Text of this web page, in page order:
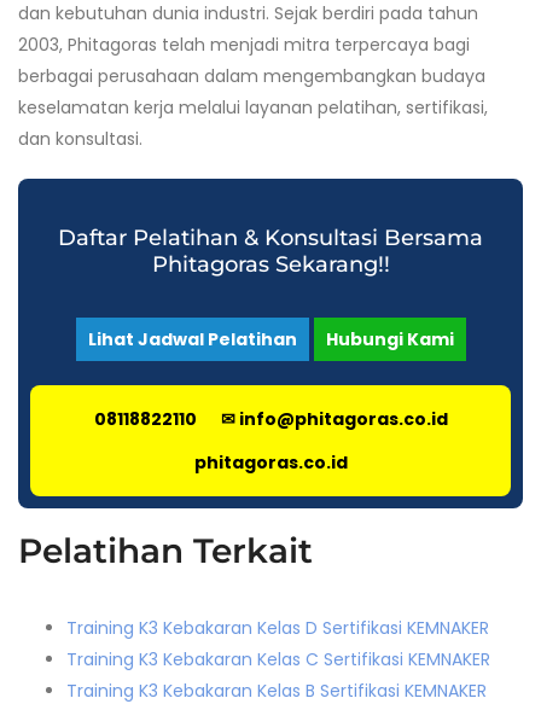
dan kebutuhan dunia industri. Sejak berdiri pada tahun
2003, Phitagoras telah menjadi mitra terpercaya bagi
berbagai perusahaan dalam mengembangkan budaya
keselamatan kerja melalui layanan pelatihan, sertifikasi,
dan konsultasi.
Daftar Pelatihan & Konsultasi Bersama
Phitagoras Sekarang!!
Lihat Jadwal Pelatihan Hubungi Kami
08118822110
✉ info@phitagoras.co.id
phitagoras.co.id
Pelatihan Terkait
Training K3 Kebakaran Kelas D Sertifikasi KEMNAKER
Training K3 Kebakaran Kelas C Sertifikasi KEMNAKER
Training K3 Kebakaran Kelas B Sertifikasi KEMNAKER